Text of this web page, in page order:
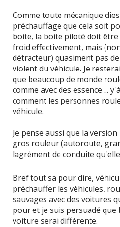
Comme toute mécanique
préchauffage que cela soit
boite, la boite piloté doit être
froid effectivement, mais
détracteur) quasiment pas
violent du véhicule. Je
que beaucoup de monde
comme avec des essence ...
comment les personnes
véhicule.
Je pense aussi que la
gros rouleur (autoroute,
lagrément de conduite
Bref tout sa pour dire,
préchauffer les véhicules,
sauvages avec des voitures
pour et je suis persuadé que
voiture serai différente.